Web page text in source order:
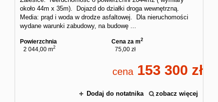
około 44m x 35m). Dojazd do działki droga wewnętrzną.
Media: prąd i woda w drodze asfaltowej. Dla nieruchomości
wydane warunki zabudowy, na budowę ...
Powierzchnia
2 044,00 m2
Cena za m2
75,00 zł
cena 153 300
Dodaj do notatnika zobacz więcej